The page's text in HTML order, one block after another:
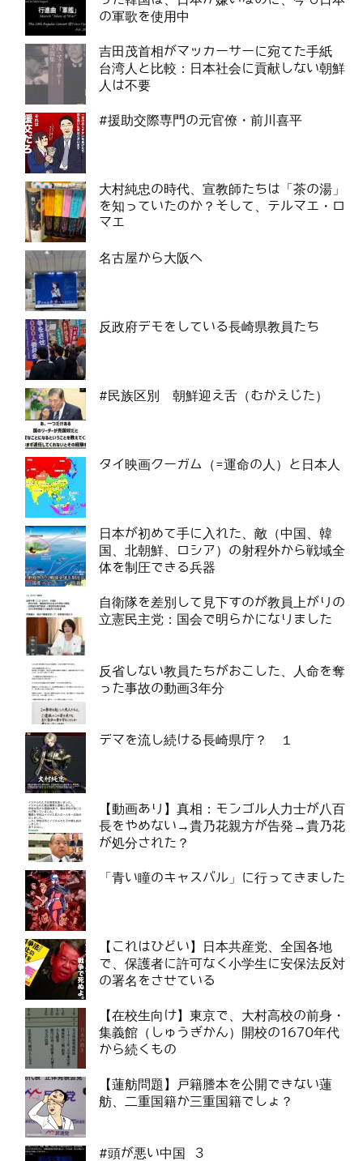
の軍歌を使用中
吉田茂首相がマッカーサーに宛てた手紙
台湾人と比較：日本社会に貢献しない朝鮮
人は不要
#援助交際専門の元官僚・前川喜平
大村純忠の時代、宣教師たちは「茶の湯」
を知っていたのか？そして、テルマエ・ロ
マエ
名古屋から大阪へ
反政府デモをしている長崎県教員たち
#民族区別 朝鮮迎え舌（むかえじた）
タイ映画クーガム（=運命の人）と日本人
日本が初めて手に入れた、敵（中国、韓
国、北朝鮮、ロシア）の射程外から戦域全
体を制圧できる兵器
自衛隊を差別して見下すのが教員上がりの
立憲民主党：国会で明らかになりました
反省しない教員たちがおこした、人命を奪
った事故の動画3年分
デマを流し続ける長崎県庁？ １
【動画あり】真相：モンゴル人力士が八百
長をやめない→貴乃花親方が告発→貴乃花
が処分された？
「青い瞳のキャスバル」に行ってきました
【これはひどい】日本共産党、全国各地
で、保護者に許可なく小学生に安保法反対
の署名をさせている
【在校生向け】東京で、大村高校の前身・
集義館（しゅうぎかん）開校の1670年代
から続くもの
【蓮舫問題】戸籍謄本を公開できない蓮
舫、二重国籍か三重国籍でしょ？
#頭が悪い中国 3